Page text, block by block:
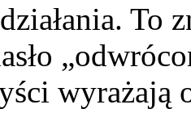
To
wyrażają